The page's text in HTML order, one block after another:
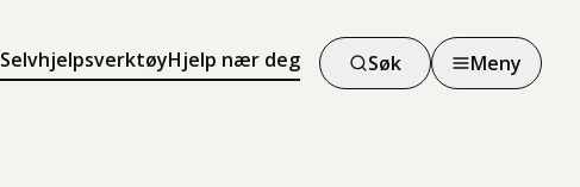
SelvhjelpsverktøyHjelp nær deg Søk Meny